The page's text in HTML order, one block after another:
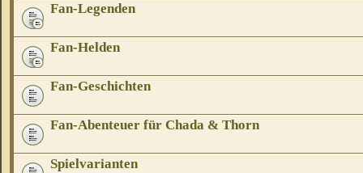
Fan-Legenden
Fan-Helden
Fan-Geschichten
Fan-Abenteuer für Chada & Thorn
Spielvarianten